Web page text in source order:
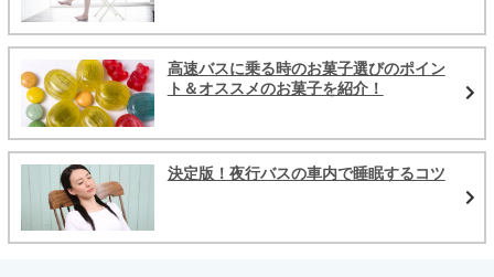
高速バスに乗る時のお菓子選びのポイン
ト＆オススメのお菓子を紹介！
決定版！夜行バスの車内で睡眠するコツ